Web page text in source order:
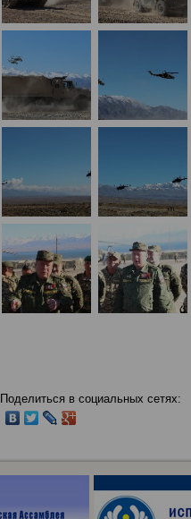
Поделиться в социальных сетях: